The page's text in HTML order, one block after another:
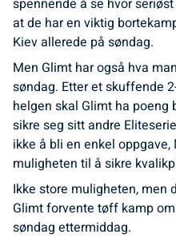
spennende å se hvor
at de har en viktig
Kiev allerede på søndag.
Men Glimt har også hva
søndag. Etter et skuffende
helgen skal Glimt ha
sikre seg sitt andre
ikke å bli en enkel
muligheten til å sikre
Ikke store muligheten, men
Glimt forvente tøff kamp
søndag ettermiddag.